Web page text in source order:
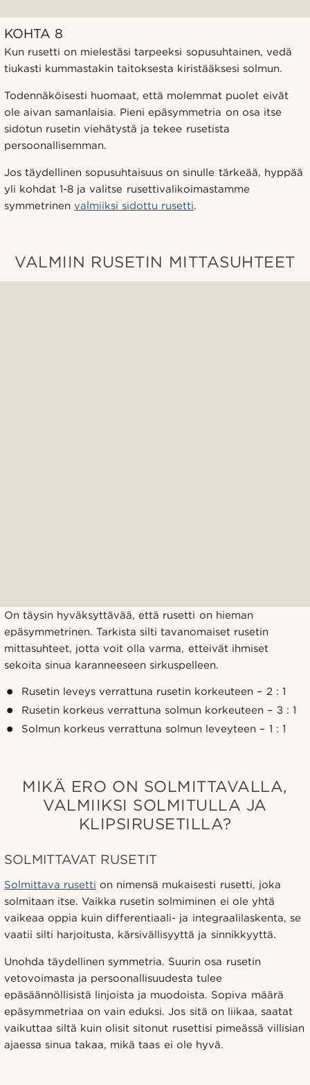
KOHTA 8
Kun rusetti on mielestäsi tarpeeksi sopusuhtainen, vedä
tiukasti kummastakin taitoksesta kiristääksesi solmun.
Todennäköisesti huomaat, että molemmat puolet eivät
ole aivan samanlaisia. Pieni epäsymmetria on osa itse
sidotun rusetin viehätystä ja tekee rusetista
persoonallisemman.
Jos täydellinen sopusuhtaisuus on sinulle tärkeää, hyppää
yli kohdat 1-8 ja valitse rusettivalikoimastamme
symmetrinenvalmiiksi sidottu rusetti.
VALMIIN RUSETIN MITTASUHTEET
On täysin hyväksyttävää, että rusetti on hieman
epäsymmetrinen. Tarkista silti tavanomaiset rusetin
mittasuhteet, jotta voit olla varma, etteivät ihmiset
sekoita sinua karanneeseen sirkuspelleen.
Rusetin leveys verrattuna rusetin korkeuteen – 2 : 1
Rusetin korkeus verrattuna solmun korkeuteen – 3 : 1
Solmun korkeus verrattuna solmun leveyteen – 1 : 1
MIKÄ ERO ON SOLMITTAVALLA,
VALMIIKSI SOLMITULLA JA
KLIPSIRUSETILLA?
SOLMITTAVAT RUSETIT
Solmittava rusetti on nimensä mukaisesti rusetti, joka
solmitaan itse. Vaikka rusetin solmiminen ei ole yhtä
vaikeaa oppia kuin differentiaali- ja integraalilaskenta, se
vaatii silti harjoitusta, kärsivällisyyttä ja sinnikkyyttä.
Unohda täydellinen symmetria. Suurin osa rusetin
vetovoimasta ja persoonallisuudesta tulee
epäsäännöllisistä linjoista ja muodoista. Sopiva määrä
epäsymmetriaa on vain eduksi. Jos sitä on liikaa, saatat
vaikuttaa siltä kuin olisit sitonut rusettisi pimeässä villisian
ajaessa sinua takaa, mikä taas ei ole hyvä.